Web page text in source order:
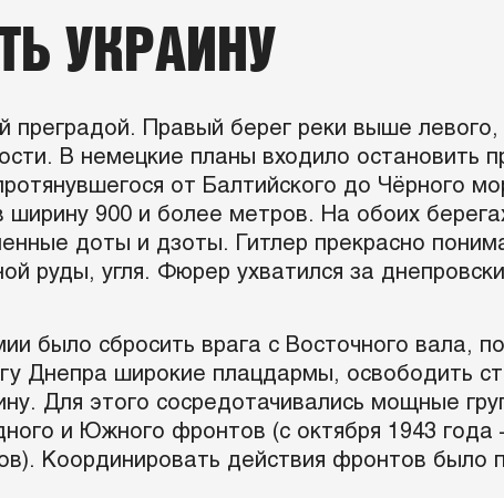
УКРАИНУ
Правый берег реки выше
В немецкие планы входило остановить
от Балтийского до Чёрного
900 и более метров. На обоих
доты и дзоты. Гитлер прекрасно
руды, угля. Фюрер ухватился за
было сбросить врага с Восточного вала,
Днепра широкие плацдармы, освободить
Для этого сосредотачивались мощные
и Южного фронтов (с октября 1943 года
Координировать действия фронтов